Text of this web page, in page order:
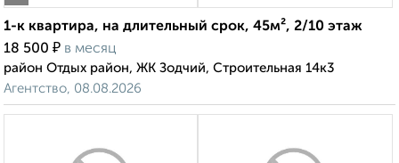
1-к квартира, на длительный срок, 45м², 2/10 этаж
18 500 ₽ в месяц
район Отдых район, ЖК Зодчий, Строительная 14к3
Агентство, 08.08.2026